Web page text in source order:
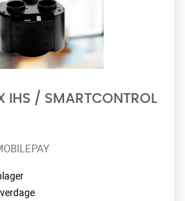
IHS / SMARTCONTROL